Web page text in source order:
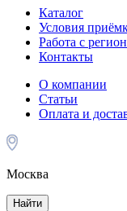
Каталог
Условия
Работа с
Контакты
О компании
Статьи
Оплата и
Москва
Найти